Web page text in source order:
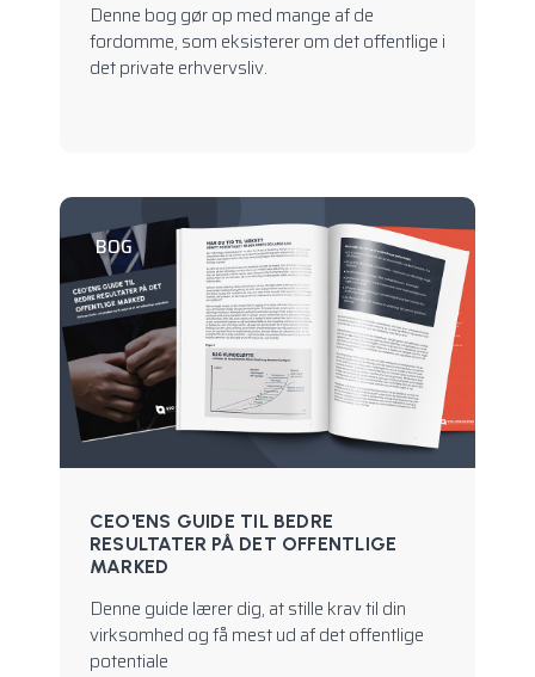
Denne bog gør op med mange af de
fordomme, som eksisterer om det offentlige i
det private erhvervsliv.
BOG
CEO'ENS GUIDE TIL BEDRE
RESULTATER PÅ DET OFFENTLIGE
MARKED
Denne guide lærer dig, at stille krav til din
virksomhed og få mest ud af det offentlige
potentiale